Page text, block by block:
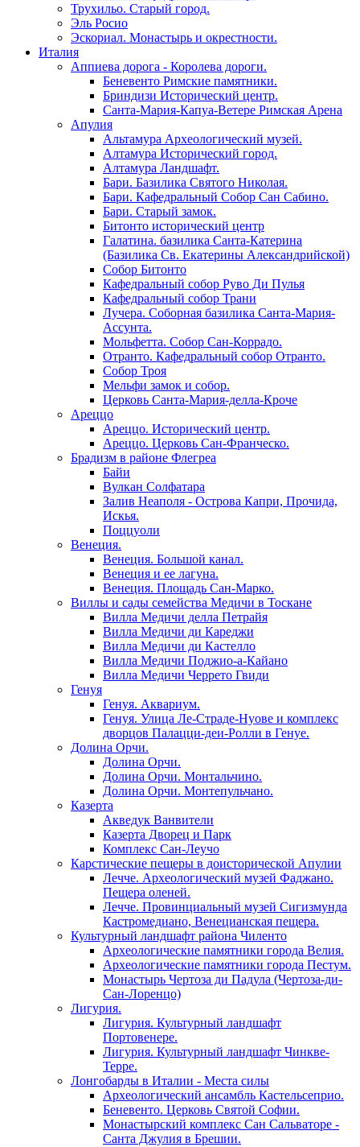
Трухильо. Старый город.
Эль Росио
Эскориал. Монастырь и окрестности.
Италия
Аппиева дорога - Королева дороги.
Беневенто Римские памятники.
Бриндизи Исторический центр.
Санта-Мария-Капуа-Ветере Римская Арена
Апулия
Альтамура Археологический музей.
Алтамура Исторический город.
Алтамура Ландшафт.
Бари. Базилика Святого Николая.
Бари. Кафедральный Собор Сан Сабино.
Бари. Старый замок.
Битонто исторический центр
Галатина. базилика Санта-Катерина
(Базилика Св. Екатерины Александрийской)
Собор Битонто
Кафедральный собор Руво Ди Пулья
Кафедральный собор Трани
Лучера. Соборная базилика Санта-Мария-
Ассунта.
Мольфетта. Собор Сан-Коррадо.
Отранто. Кафедральный собор Отранто.
Собор Троя
Мельфи замок и собор.
Церковь Санта-Мария-делла-Кроче
Ареццо
Ареццо. Исторический центр.
Ареццо. Церковь Сан-Франческо.
Брадизм в районе Флегреа
Байи
Вулкан Солфатара
Залив Неаполя - Острова Капри, Прочида,
Искья.
Поццуоли
Венеция.
Венеция. Большой канал.
Венеция и ее лагуна.
Венеция. Площадь Сан-Марко.
Виллы и сады семейства Медичи в Тоскане
Вилла Медичи делла Петрайя
Вилла Медичи ди Кареджи
Вилла Медичи ди Кастелло
Вилла Медичи Поджио-а-Кайано
Вилла Медичи Черрето Гвиди
Генуя
Генуя. Аквариум.
Генуя. Улица Ле-Страде-Нуове и комплекс
дворцов Палацци-деи-Ролли в Генуе.
Долина Орчи.
Долина Орчи.
Долина Орчи. Монтальчино.
Долина Орчи. Монтепульчано.
Казерта
Акведук Ванвители
Казерта Дворец и Парк
Комплекс Сан-Леучо
Карстические пещеры в доисторической Апулии
Лечче. Археологический музей Фаджано.
Пещера оленей.
Лечче. Провинциальный музей Сигизмунда
Кастромедиано, Венецианская пещера.
Культурный ландшафт района Чиленто
Археологические памятники города Велия.
Археологические памятники города Пестум.
Монастырь Чертоза ди Падула (Чертоза-ди-
Сан-Лоренцо)
Лигурия.
Лигурия. Культурный ландшафт
Портовенере.
Лигурия. Культурный ландшафт Чинкве-
Терре.
Лонгобарды в Италии - Места силы
Археологический ансамбль Кастельсеприо.
Беневенто. Церковь Святой Софии.
Монастырский комплекс Сан Сальваторе -
Санта Джулия в Брешии.